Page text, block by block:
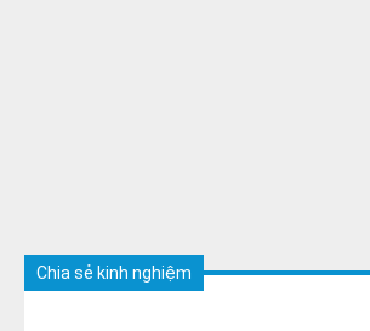
Chia sẻ kinh nghiệm